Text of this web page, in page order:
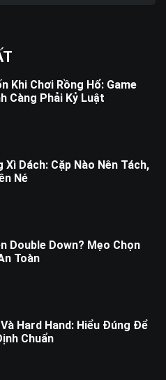
Khi Chơi Rồng Hổ: Game
Càng Phải Kỷ Luật
Dách: Cặp Nào Nên Tách,
Né
Double Down? Mẹo Chọn
Toàn
Hard Hand: Hiểu Đúng Để
Chuẩn